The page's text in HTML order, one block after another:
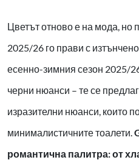
Цветът отново е на мода, но
2025/26 го прави с
есенно-зимния сезон 2025/
черни нюанси – те се
изразителни нюанси, които
минималистичните тоалети.
романтична палитра: от